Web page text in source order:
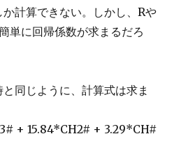
計算できない。しかし、Rや
単に回帰係数が求まるだろ
同じように、計算式は求ま
+ 15.84*CH2# + 3.29*CH#